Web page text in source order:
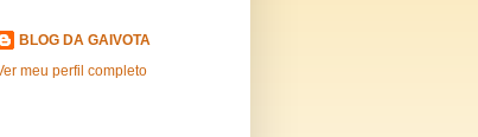
BLOG DA GAIVOTA
meu perfil completo